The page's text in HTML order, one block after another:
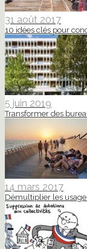
31 août 2017
10 idées clés pour
5 juin 2019
Transformer des
14 mars 2017
Démultiplier les